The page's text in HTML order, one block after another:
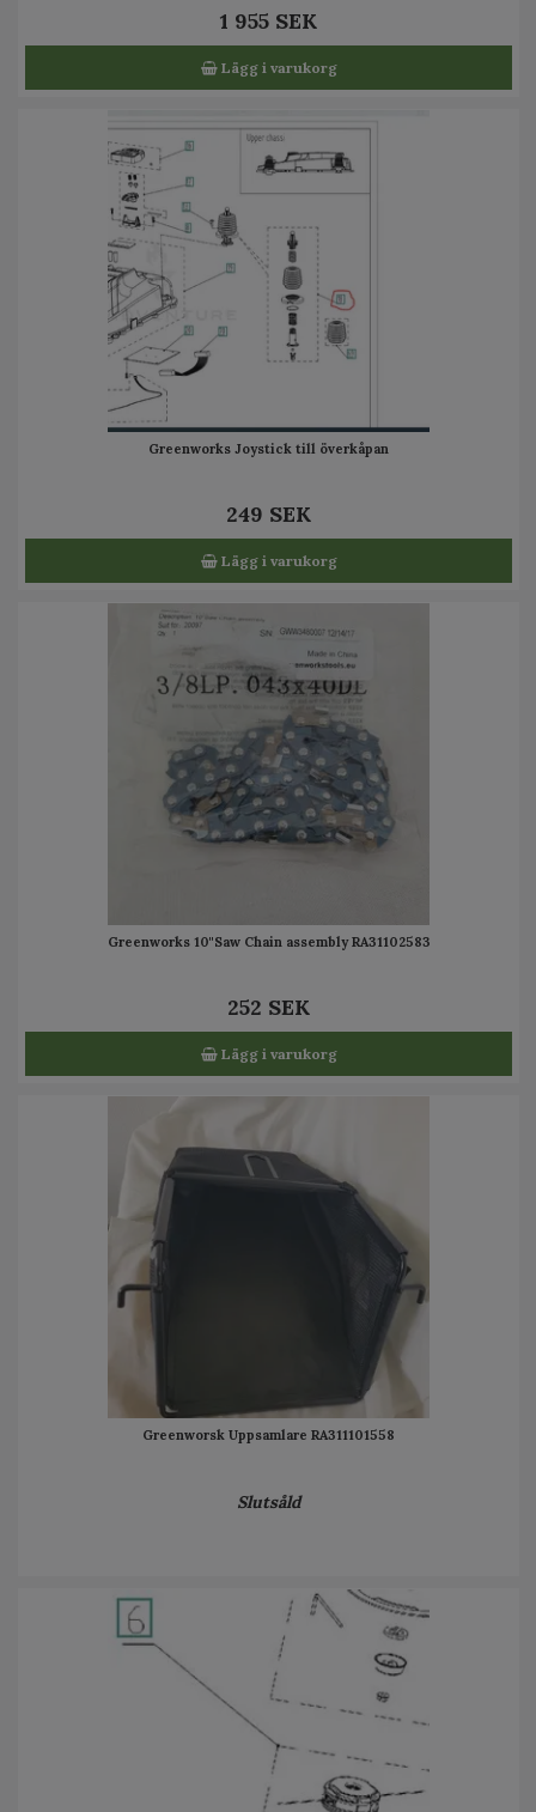
1 955 SEK
Lägg i varukorg
Greenworks Joystick till överkåpan
249 SEK
Lägg i varukorg
Greenworks 10"Saw Chain assembly RA31102583
252 SEK
Lägg i varukorg
Greenworsk Uppsamlare RA311101558
Slutsåld